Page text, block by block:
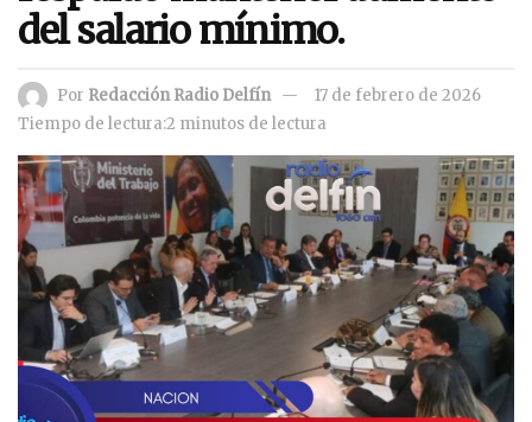
del salario mínimo.
Por Redacción Radio Delfín
17 de febrero de 2026
Tiempo de lectura:2 minutos de lectura